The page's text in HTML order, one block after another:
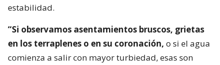
estabilidad.
“Si observamos asentamientos bruscos, grietas
en los terraplenes o en su coronación, o si el agua
comienza a salir con mayor turbiedad, esas son